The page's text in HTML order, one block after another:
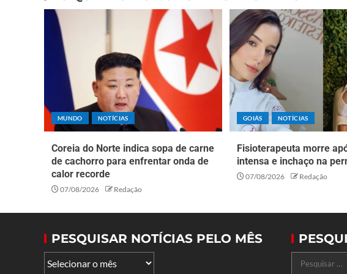
MUNDO NOTÍCIAS
Coreia do Norte indica sopa de carne
de cachorro para enfrentar onda de
calor recorde
07/08/2026 Redação
GOIÁS NOTÍCIAS
Fisioterapeuta morre
intensa e inchaço na
07/08/2026 Redação
PESQUISAR NOTÍCIAS PELO MÊS